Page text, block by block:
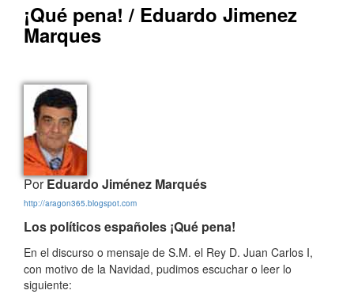
¡Qué pena! / Eduardo Jimenez
Marques
PorEduardo Jiménez Marqués
http://aragon365.blogspot.com
Los políticos españoles ¡Qué pena!
En el discurso o mensaje de S.M. el Rey D. Juan Carlos I,
con motivo de la Navidad, pudimos escuchar o leer lo
siguiente: